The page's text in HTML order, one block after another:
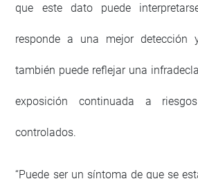
que este dato puede
responde a una mejor detección
también puede reflejar una
exposición continuada a
controlados.
“Puede ser un síntoma de que se